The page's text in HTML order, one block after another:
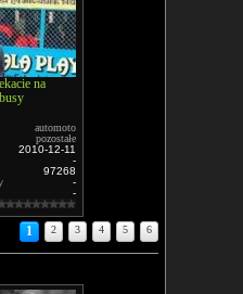
na
automoto
pozostałe
2010-12-11
-
97268
-
-
1 2 3 4 5 6